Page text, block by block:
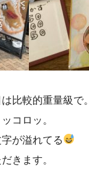
比較的重量級で。
コロッ。
が溢れてる
きます。